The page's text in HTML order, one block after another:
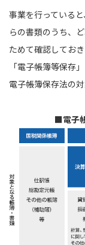
事業を行っている
らの書類のうち、
ためて確認しておき
「電子帳簿等保存
電子帳簿保存法の
■電子